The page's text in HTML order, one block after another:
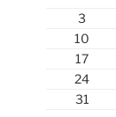
3
10
17
24
31